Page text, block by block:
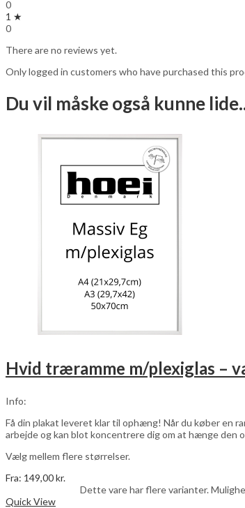
0
1 ★
0
There are no reviews yet.
Only logged in customers who have purchased this
Du vil måske også kunne
Hvid træramme m/plexiglas –
Info:
Få din plakat leveret klar til ophæng! Når du køber en
arbejde og kan blot koncentrere dig om at hænge den
Vælg mellem flere størrelser.
Fra: 149,00kr.
Dette vare har flere varianter.
Quick View